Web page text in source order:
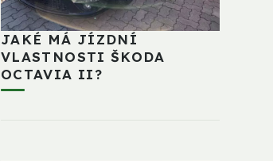
JAKÉ MÁ JÍZDNÍ
VLASTNOSTI ŠKODA
OCTAVIA II?